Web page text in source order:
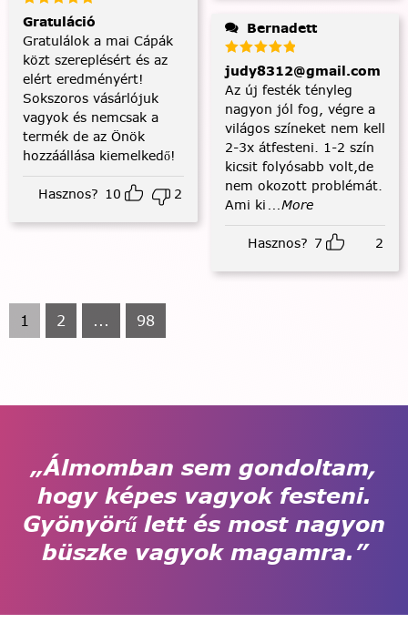
Gratuláció
Gratulálok a mai Cápák
közt szereplésért és az
elért eredményért!
Sokszoros vásárlójuk
vagyok és nemcsak a
termék de az Önök
hozzáállása kiemelkedő!
Hasznos? 10 2
Bernadett
judy8312@gmail.com
Az új festék tényleg
nagyon jól fog, végre a
világos színeket nem kell
2-3x átfesteni. 1-2 szín
kicsit folyósabb volt,de
nem okozott problémát.
Ami ki ...More
Hasznos? 7 2
1 2 ... 98
„Álmomban sem gondoltam,
hogy képes vagyok festeni.
Gyönyörű lett és most nagyon
büszke vagyok magamra.”